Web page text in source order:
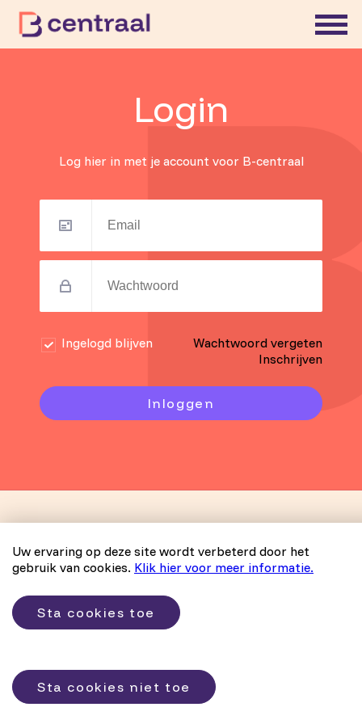
Uw ervaring op deze site wordt verbeterd door het
gebruik van cookies. Klik hier voor meer informatie.
Sta cookies toe
Sta cookies niet toe
Login
Log hier in met je account voor B-centraal
Ingelogd blijven
Wachtwoord vergeten
Inschrijven
Inloggen
Disclaimer en Privacyverklaring
Door: VW Nieuwbouw Platform